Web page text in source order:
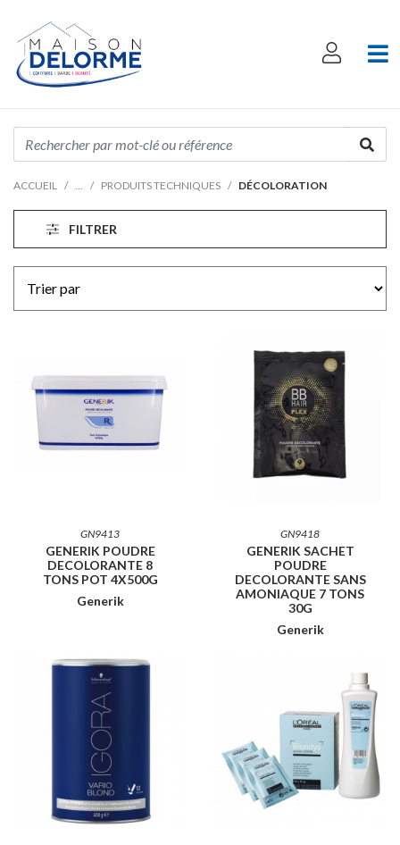
ACCUEIL PRODUITS TECHNIQUES DÉCOLORATION
FILTRER
GN9413
GENERIK POUDRE
DECOLORANTE 8
TONS POT 4X500G
Generik
GN9418
GENERIK SACHET
POUDRE
DECOLORANTE SANS
AMONIAQUE 7 TONS
30G
Generik